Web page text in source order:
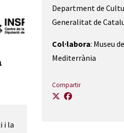
i la
Department de
Generalitat de
Col·labora: Museu
Mediterrània
Compartir